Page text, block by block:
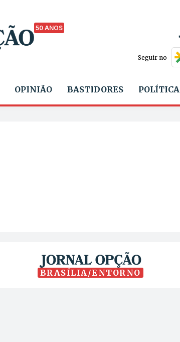
50 ANOS
Seguir no
OPINIÃO BASTIDORES POLÍTICA
BRASÍLIA/ENTORNO